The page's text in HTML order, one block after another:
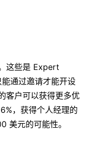
这些是 Expert
通过邀请才能开设
客户可以获得更多优
，获得个人经理的
美元的可能性。